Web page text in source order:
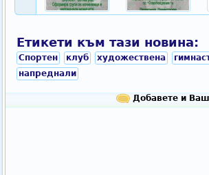
Етикети към тази новина:
Спортен клуб художествена
напреднали
Добавете и